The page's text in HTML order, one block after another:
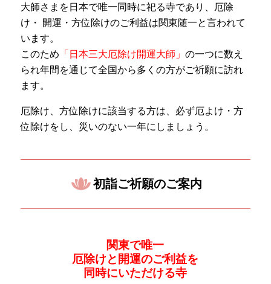
大師さまを日本で唯一同時に祀る寺であり、厄除
け・ 開運・方位除けのご利益は関東随一と言われて
います。
このため 「日本三大厄除け開運大師」の一つに数え
られ年間を通じて全国から多くの方がご祈願に訪れ
ます。
厄除け、方位除けに該当する方は、必ず厄よけ・方
位除けをし、災いのない一年にしましょう。
初詣ご祈願のご案内
関東で唯一
厄除けと開運のご利益を
同時にいただける寺